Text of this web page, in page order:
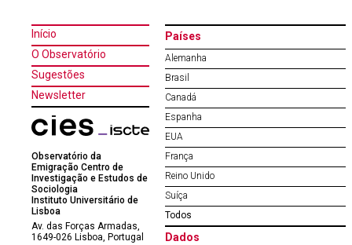
Início
O Observatório
Sugestões
Newsletter
Observatório da
Emigração Centro de
Investigação e Estudos de
Sociologia
Instituto Universitário de
Lisboa
Av. das Forças Armadas,
1649-026 Lisboa, Portugal
Países
Alemanha
Brasil
Canadá
Espanha
EUA
França
Reino Unido
Suíça
Todos
Dados